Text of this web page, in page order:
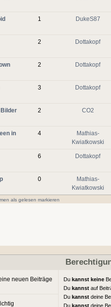
1 DukeS87
2 Dottakopf
2 Dottakopf
3 Dottakopf
Bilder
2 CO2
in
4
Mathias-
Kwiatkowski
6 Dottakopf
0
Mathias-
Kwiatkowski
als gelesen markieren
neuen Beiträge Du kannst keine
Du kannst auf
Du kannst deine
Du kannst deine